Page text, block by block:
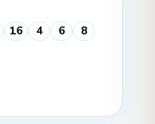
16 4 6 8